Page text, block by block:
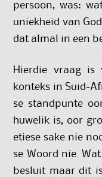
persoon, was:
uniekheid van
dat almal in een
Hierdie vraag is
konteks in Suid-
se standpunte
huwelik is, oor
etiese sake nie
se Woord nie.
besluit maar dit